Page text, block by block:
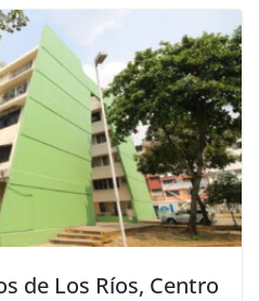
de Los Ríos, Centro